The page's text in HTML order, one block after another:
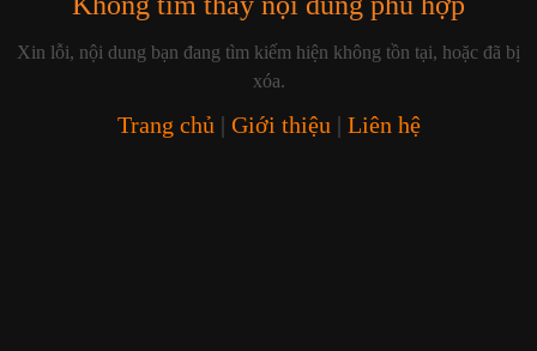
Xin lỗi, nội dung bạn đang tìm kiếm hiện không tồn tại, hoặc đã bị
xóa.
Trang chủ | Giới thiệu | Liên hệ